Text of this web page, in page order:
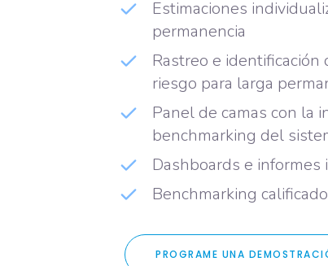
Estimaciones
permanencia
Rastreo e
riesgo para larga
Panel de camas con la
benchmarking del
Dashboards e
Benchmarking
PROGRAME UNA